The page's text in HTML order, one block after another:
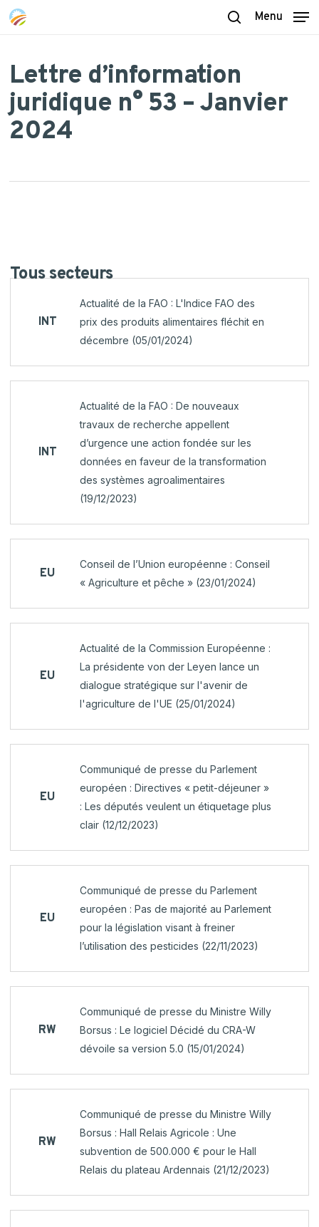
Skip
content
Menu
Lettre d’information
juridique n° 53 – Janvier
2024
Toussecteurs
INT
Actualité de la FAO : L'Indice FAO des
prix des produits alimentaires fléchit en
décembre (05/01/2024)
INT
Actualité de la FAO : De nouveaux
travaux de recherche appellent
d’urgence une action fondée sur les
données en faveur de la transformation
des systèmes agroalimentaires
(19/12/2023)
EU
Conseil de l’Union européenne : Conseil
« Agriculture et pêche » (23/01/2024)
EU
Actualité de la Commission Européenne :
La présidente von der Leyen lance un
dialogue stratégique sur l'avenir de
l'agriculture de l'UE (25/01/2024)
EU
Communiqué de presse du Parlement
européen : Directives « petit-déjeuner »
: Les députés veulent un étiquetage plus
clair (12/12/2023)
EU
Communiqué de presse du Parlement
européen : Pas de majorité au Parlement
pour la législation visant à freiner
l’utilisation des pesticides (22/11/2023)
RW
Communiqué de presse du Ministre Willy
Borsus : Le logiciel Décidé du CRA-W
dévoile sa version 5.0 (15/01/2024)
RW
Communiqué de presse du Ministre Willy
Borsus : Hall Relais Agricole : Une
subvention de 500.000 € pour le Hall
Relais du plateau Ardennais (21/12/2023)